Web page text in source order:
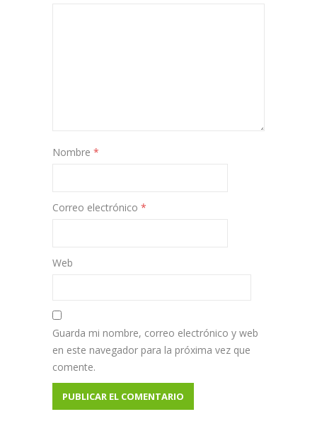
Nombre *
Correo electrónico *
Web
Guarda mi nombre, correo electrónico y web
en este navegador para la próxima vez que
comente.